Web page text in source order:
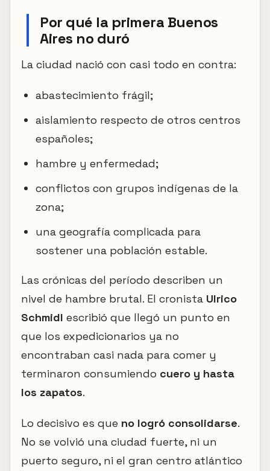
Por qué la primera Buenos
Aires no duró
La ciudad nació con casi todo en contra:
abastecimiento frágil;
aislamiento respecto de otros centros
españoles;
hambre y enfermedad;
conflictos con grupos indígenas de la
zona;
una geografía complicada para
sostener una población estable.
Las crónicas del período describen un
nivel de hambre brutal. El cronista Ulrico
Schmidl escribió que llegó un punto en
que los expedicionarios ya no
encontraban casi nada para comer y
terminaron consumiendo cuero y hasta
los zapatos.
Lo decisivo es que no logró consolidarse.
No se volvió una ciudad fuerte, ni un
puerto seguro, ni el gran centro atlántico